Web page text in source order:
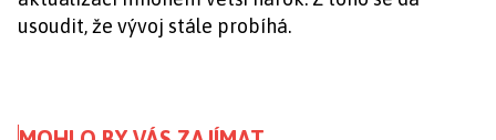
usoudit, že vývoj stále probíhá.